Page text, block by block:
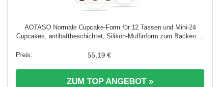
AOTASO Normale Cupcake-Form für 12 Tassen und Mini-24
Cupcakes, antihaftbeschichtet, Silikon-Muffinform zum Backen ...
55,19 €
ZUM TOP ANGEBOT »